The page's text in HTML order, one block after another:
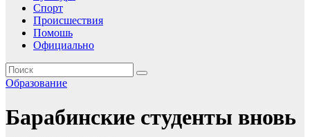
Спорт
Происшествия
Помошь
Официально
Образование
Барабинские студенты вновь